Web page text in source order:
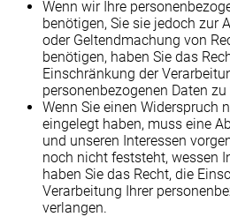
Wenn wir Ihre
benötigen, Sie sie jedoch zur
oder Geltendmachung von
benötigen, haben Sie das
Einschränkung der
personenbezogenen Daten zu
Wenn Sie einen Widerspruch
eingelegt haben, muss eine
und unseren Interessen
noch nicht feststeht, wessen
haben Sie das Recht, die
Verarbeitung Ihrer
verlangen.